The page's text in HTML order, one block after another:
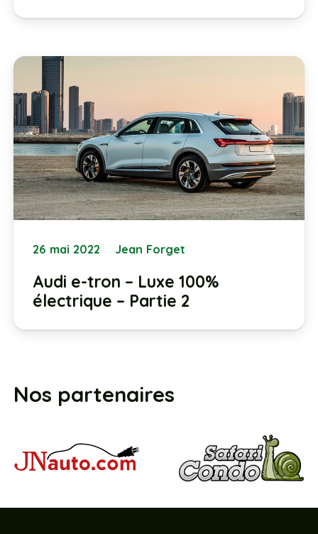
26 mai 2022 Jean Forget
Audi e-tron – Luxe 100%
électrique – Partie 2
Nos partenaires